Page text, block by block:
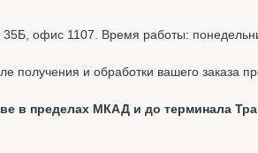
офис 1107. Время работы:
и обработки вашего заказа
в пределах МКАД и до терминала